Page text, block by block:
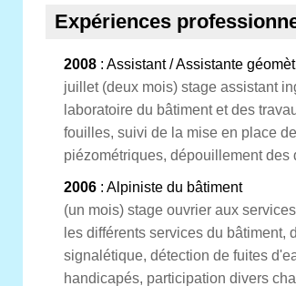
Expériences
2008 : Assistant / Assistante
juillet (deux mois) stage assistant
laboratoire du bâtiment et des
fouilles, suivi de la mise en place
piézométriques, dépouillement des
2006 : Alpiniste du bâtiment
(un mois) stage ouvrier aux
les différents services du
signalétique, détection de fuites
handicapés, participation divers